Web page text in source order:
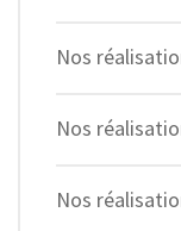
Nos
Nos
Nos